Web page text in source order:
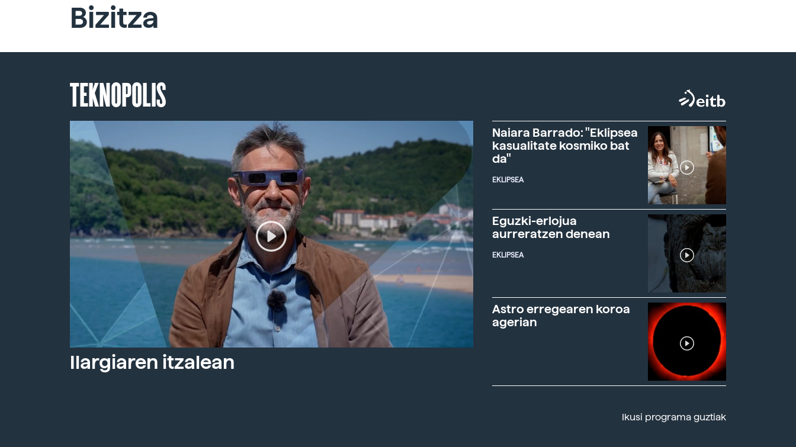
Bizitza
TEKNOPOLIS
Ilargiaren itzalean
Naiara Barrado: "Eklipsea
kasualitate kosmiko bat
da"
EKLIPSEA
Eguzki-erlojua
aurreratzen denean
EKLIPSEA
Astro erregearen koroa
agerian
Ikusi programa guztiak